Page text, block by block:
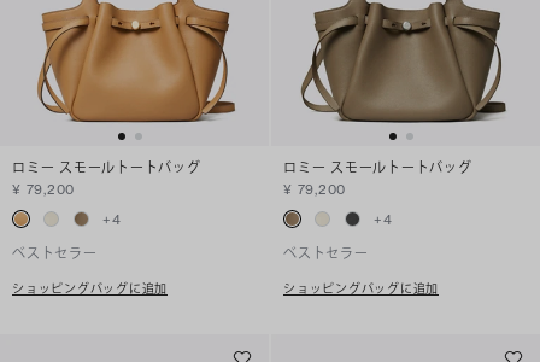
ロミー スモールトートバッグ
¥ 79,200
+4
ベストセラー
ショッピングバッグに追加
ロミー スモールトートバッグ
¥ 79,200
+4
ベストセラー
ショッピングバッグに追加